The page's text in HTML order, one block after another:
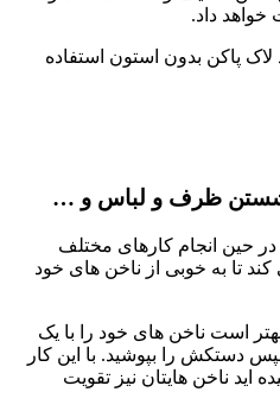
داد.
لاک پاکن بدون استون استفاده
شستن ظرف و لباس و …
در حین انجام کارهای مختلف
تا به خوبی از ناخن های خود
است ناخن های خود را با یک
را بپوشید. با این کار
ناخن هایتان نیز تقویت